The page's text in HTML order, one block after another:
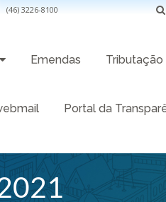
(46) 3226-8100
Emendas Tributação
Portal da